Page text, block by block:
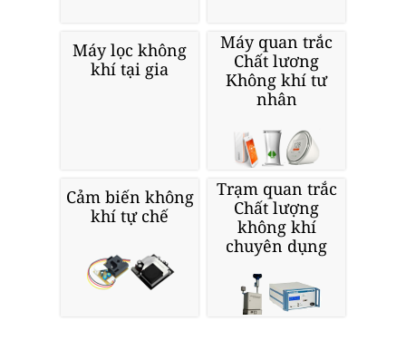
Máy lọc không
khí tại gia
Máy quan trắc
Chất lương
Không khí tư
nhân
Cảm biến không
khí tự chế
Trạm quan trắc
Chất lượng
không khí
chuyên dụng